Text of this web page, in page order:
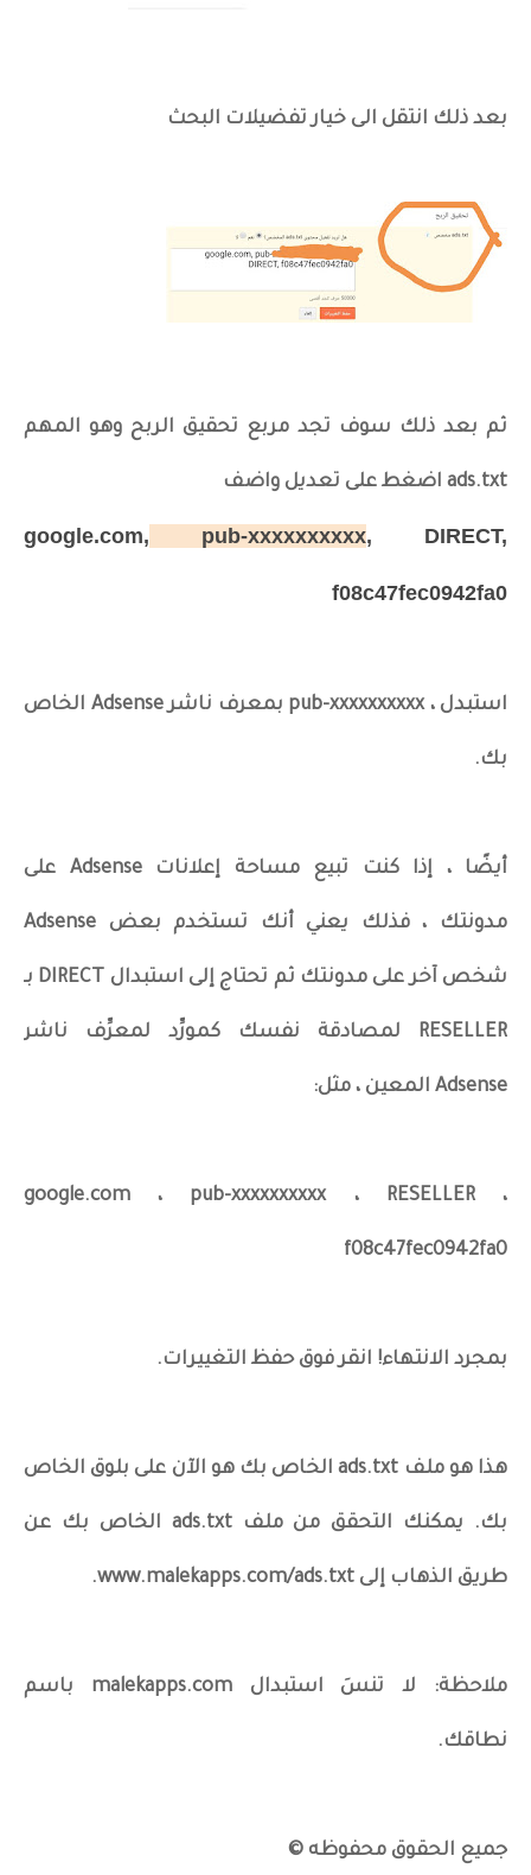
بعد ذلك انتقل الى خيار تفضيلات البحث
ثم بعد ذلك سوف تجد مربع تحقيق الربح وهو المهم
ads.txt اضغط على تعديل واضف
google.com, pub-xxxxxxxxxx, DIRECT,
f08c47fec0942fa0
استبدل ، pub-xxxxxxxxxx بمعرف ناشر Adsense الخاص
بك.
أيضًا ، إذا كنت تبيع مساحة إعلانات Adsense على
مدونتك ، فذلك يعني أنك تستخدم بعض Adsense
شخص آخر على مدونتك ثم تحتاج إلى استبدال DIRECT بـ
RESELLER لمصادقة نفسك كمورِّد لمعرِّف ناشر
Adsense المعين ، مثل:
google.com ، pub-xxxxxxxxxx ، RESELLER ،
f08c47fec0942fa0
بمجرد الانتهاء! انقر فوق حفظ التغييرات.
هذا هو ملف ads.txt الخاص بك هو الآن على بلوق الخاص
بك. يمكنك التحقق من ملف ads.txt الخاص بك عن
طريق الذهاب إلى www.malekapps.com/ads.txt.
ملاحظة: لا تنسَ استبدال malekapps.com باسم
نطاقك.
جميع الحقوق محفوظه ©